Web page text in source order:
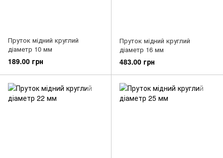
Пруток мідний круглий
діаметр 10 мм
189.00 грн
Пруток мідний круглий
діаметр 16 мм
483.00 грн